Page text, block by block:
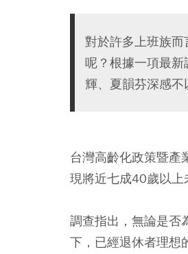
對於許多上班族
呢？根據一項最
輝、夏韻芬深感不
台灣高齡化政策暨產
現將近七成40歲以上
調查指出， 無論是否
下，已經退休者理想